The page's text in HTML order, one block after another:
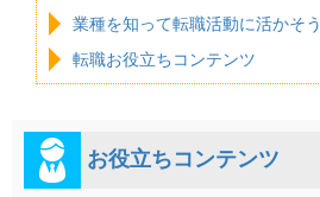
業種を知って転職活動に活かそう
転職お役立ちコンテンツ
お役立ちコンテンツ